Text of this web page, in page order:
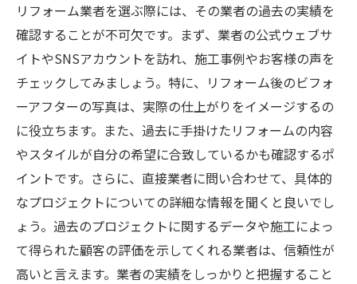
リフォーム業者を選ぶ際には、その業者の過去の実績を
確認することが不可欠です。まず、業者の公式ウェブサ
イトやSNSアカウントを訪れ、施工事例やお客様の声を
チェックしてみましょう。特に、リフォーム後のビフォ
ーアフターの写真は、実際の仕上がりをイメージするの
に役立ちます。また、過去に手掛けたリフォームの内容
やスタイルが自分の希望に合致しているかも確認するポ
イントです。さらに、直接業者に問い合わせて、具体的
なプロジェクトについての詳細な情報を聞くと良いでし
ょう。過去のプロジェクトに関するデータや施工によっ
て得られた顧客の評価を示してくれる業者は、信頼性が
高いと言えます。業者の実績をしっかりと把握すること